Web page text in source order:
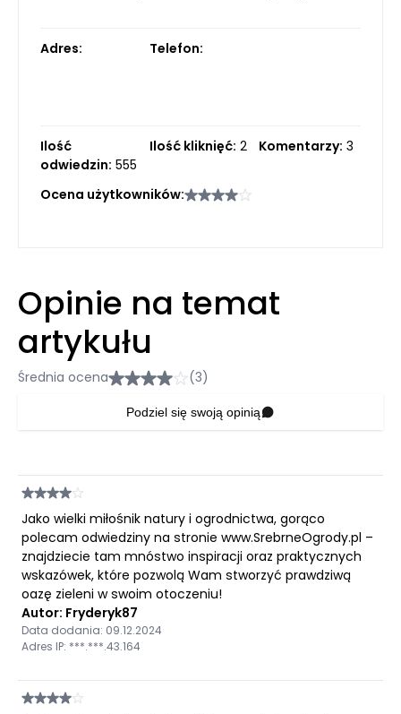
Adres: Telefon:
Ilość
odwiedzin: 555
Ilość kliknięć: 2 Komentarzy: 3
Ocena użytkowników:
Opinie na temat
artykułu
Średnia ocena (3)
Podziel się swoją opinią
Jako wielki miłośnik natury i ogrodnictwa, gorąco
polecam odwiedziny na stronie www.SrebrneOgrody.pl –
znajdziecie tam mnóstwo inspiracji oraz praktycznych
wskazówek, które pozwolą Wam stworzyć prawdziwą
oazę zieleni w swoim otoczeniu!
Autor: Fryderyk87
Data dodania: 09.12.2024
Adres IP: ***.***.43.164